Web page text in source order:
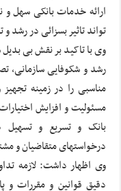
ارائه خدمات بانکی سهل و
تواند تاثیر بسزائی در رشد
وی با تاکید بر نقش بی
رشد و شکوفایی سازمانی،
مناسبی را در زمینه
مسئولیت و افزایش
بانک و تسریع و تسهیل
درخواستهای متقاضیان و
وی اظهار داشت: لازمه
دقیق قوانین و مقررات